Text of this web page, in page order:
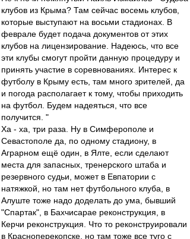
клубов из Крыма? Там сейчас восемь клубов,
которые выступают на восьми стадионах. В
феврале будет подача документов от этих
клубов на лицензирование. Надеюсь, что все
эти клубы смогут пройти данную процедуру и
принять участие в соревнованиях. Интерес к
футболу в Крыму есть, там много зрителей, да
и погода располагает к тому, чтобы приходить
на футбол. Будем надеяться, что все
получится. "
Ха - ха, три раза. Ну в Симферополе и
Севастополе да, по одному стадиону, в
Аграрном ещё один, в Ялте, если сделают
места для запасных, тренерского штаба и
резервного судьи, может в Евпатории с
натяжкой, но там нет футбольного клуба, в
Алуште тоже надо доделать до ума, бывший
"Спартак", в Бахчисарае реконструкция, в
Керчи реконструкция. Что то реконструировали
в Красноперекопске, но там тоже все туго с